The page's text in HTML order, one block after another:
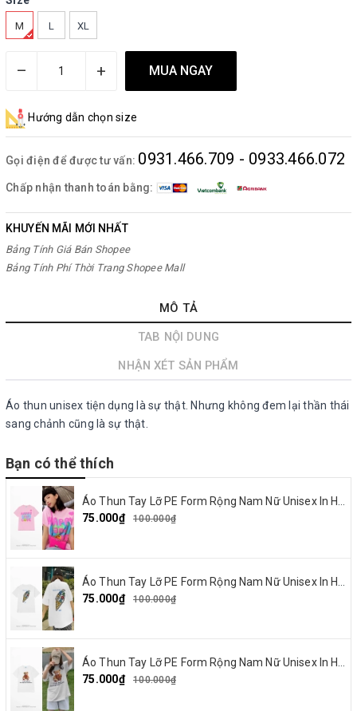
M L XL
– + MUA NGAY
Hướng dẫn chọn size
Gọi điện để được tư vấn: 0931.466.709 - 0933.466.072
Chấp nhận thanh toán bằng:
KHUYẾN MÃI MỚI NHẤT
Bảng Tính Giá Bán Shopee
Bảng Tính Phí Thời Trang Shopee Mall
MÔ TẢ
TAB NỘI DUNG
NHẬN XÉT SẢN PHẨM
Áo thun unisex tiện dụng là sự thật. Nhưng không đem lại thần thái
sang chảnh cũng là sự thật.
Bạn có thể thích
75.000₫
100.000₫
75.000₫
100.000₫
75.000₫
100.000₫